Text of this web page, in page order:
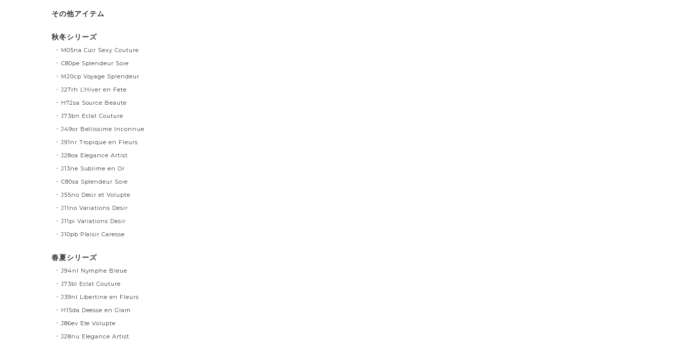
その他アイテム
秋冬シリーズ
M05na Cuir Sexy Couture
C80pe Splendeur Soie
M20cp Voyage Splendeur
J27rh L’Hiver en Fete
H72sa Source Beaute
J73bn Eclat Couture
J49or Bellissime Inconnue
J91nr Tropique en Fleurs
J28oa Elegance Artist
J13ne Sublime en Or
C80sa Splendeur Soie
J55no Desir et Volupte
J11no Variations Desir
J11pi Variations Desir
J10pb Plaisir Caresse
春夏シリーズ
J94nl Nymphe Bleue
J73bl Eclat Couture
J39nl Libertine en Fleurs
H15da Deesse en Glam
J86ev Ete Volupte
J28nu Elegance Artist